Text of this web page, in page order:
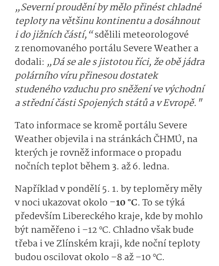
„Severní proudění by mělo přinést chladné
teploty na většinu kontinentu a dosáhnout
i do jižních částí,“sdělili meteorologové
z renomovaného portálu Severe Weather a
dodali: „Dá se ale s jistotou říci, že obě jádra
polárního víru přinesou dostatek
studeného vzduchu pro sněžení ve východní
a střední části Spojených států a v Evropě."
Tato informace se kromě portálu Severe
Weather objevila i na stránkách ČHMÚ, na
kterých je rovněž informace o propadu
nočních teplot během 3. až 6. ledna.
Například v pondělí 5. 1. by teploměry měly
v noci ukazovat okolo –10 °C. To se týká
především Libereckého kraje, kde by mohlo
být naměřeno i –12 °C. Chladno však bude
třeba i ve Zlínském kraji, kde noční teploty
budou oscilovat okolo –8 až –10 °C.